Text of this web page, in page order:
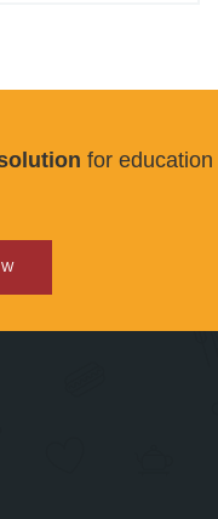
for education